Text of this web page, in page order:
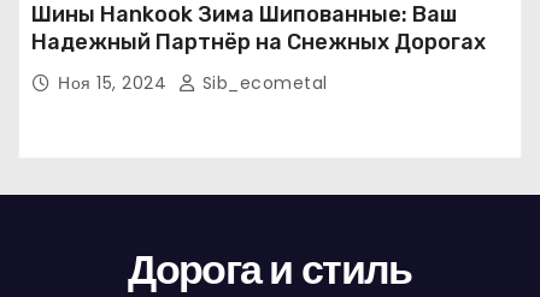
Шины Hankook Зима Шипованные: Ваш
Надежный Партнёр на Снежных Дорогах
Ноя 15, 2024 Sib_ecometal
Дорога и стиль